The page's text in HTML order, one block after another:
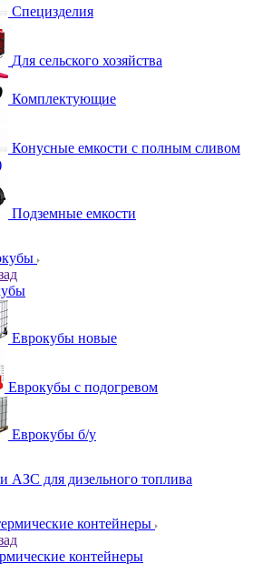
Специзделия
Для сельского хозяйства
Комплектующие
Конусные емкости с полным сливом
Подземные емкости
Еврокубы новые
Еврокубы с подогревом
Еврокубы б/у
АЗС для дизельного топлива
контейнеры
контейнеры